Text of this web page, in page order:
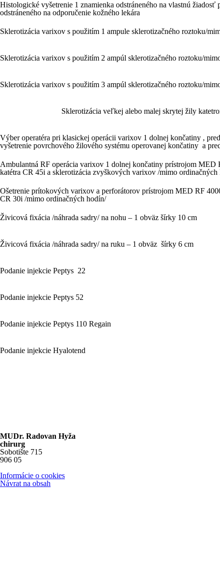
Histologické vyšetrenie 1 znamienka odstráneného na vlastnú žiadosť
odstráneného na odporučenie kožného lekára
Sklerotizácia varixov s použitím 1 ampule sklerotizačného roztoku/
Sklerotizácia varixov s použitím 2 ampúl sklerotizačného roztoku/
Sklerotizácia varixov s použitím 3 ampúl sklerotizačného roztoku/
Sklerotizácia veľkej alebo malej skrytej žily
Výber operatéra pri klasickej operácii varixov 1 dolnej končatiny ,
vyšetrenie povrchového žilového systému operovanej končatiny a
Ambulantná RF operácia varixov 1 dolnej končatiny prístrojom MED
katétra CR 45i a sklerotizácia zvyškových varixov /mimo ordinačných
Ošetrenie prítokových varixov a perforátorov prístrojom MED RF
CR 30i /mimo ordinačných hodín/
Živicová fixácia /náhrada sadry/ na nohu – 1 obväz šírky 10 cm
Živicová fixácia /náhrada sadry/ na ruku – 1 obväz šírky 6 cm
Podanie injekcie Peptys 22
Podanie injekcie Peptys 52
Podanie injekcie Peptys 110 Regain
Podanie injekcie Hyalotend
MUDr. Radovan Hyža
chirurg
Sobotište 715
906 05
Informácie o cookies
Návrat na obsah